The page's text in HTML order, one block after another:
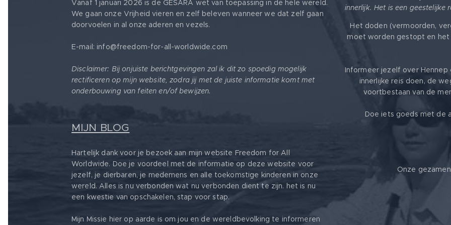
Vanaf 1 januari 2026 is de GESARA wet van toepassing in de hele wereld.
We gaan onze Vrijheid vieren en zelf beleven wanneer we dat zelf gaan
doorvoelen in al onze aderen en vezels.
E-mail: info@freedom-for-all-worldwide.com
Disclaimer: Bij onjuiste berichtgevingen zal ik dit zo spoedig mogelijk
rectificeren op mijn website, zodra jij met de juiste informatie komt met
onderbouwing van feiten en/of bewijzen.
MIJN BLOG
Hartelijk dank voor je bezoek aan mijn website Freedom for All ❤️
Worldwide. Doe je voordeel met de informatie op deze website voor
jezelf, je dierbaren, je medemens en alle toekomstige kinderen in onze
wereld. Alles is nu verbonden wat nu verbonden dient te zijn. het is nu
een kwestie van opschakelen, stap voor stap.
Mijn Missie hier op aarde is om jou en de wereldbevolking te informeren
innerlijk. Het is een geestelijke
Het doden (vermoorden,
moet worden gestopt en het
Informeer jezelf over Hennep
innerlijke reis doen, de
voortbestaan van de
Doe iets goeds met de
Onze